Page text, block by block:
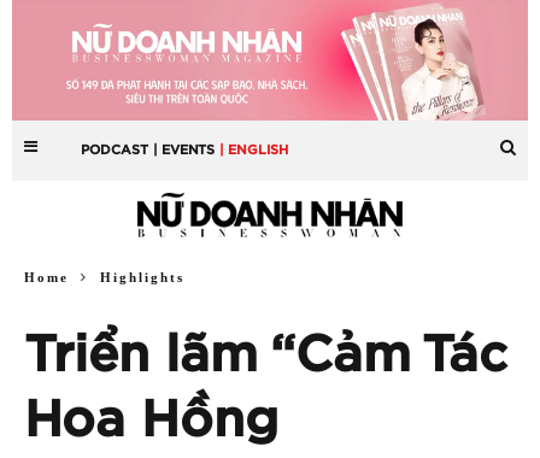
PODCAST | EVENTS | ENGLISH
Home Highlights
Triển lãm “Cảm Tác
Hoa Hồng